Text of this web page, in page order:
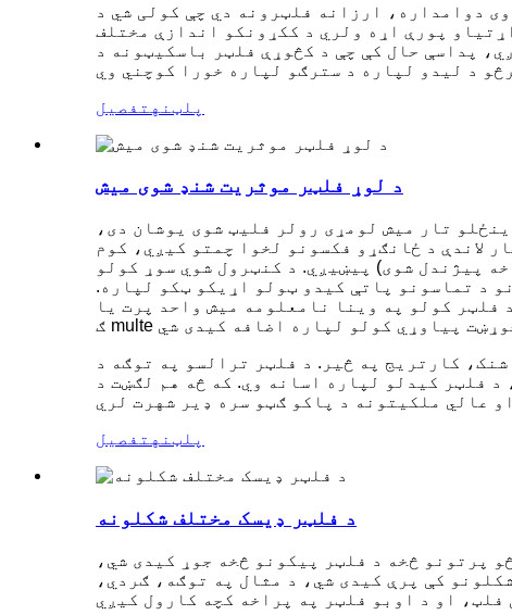
دوامداره، ارزانه فلټرونه دي چې کولی شي د
پورې اړه ولري د ککړونکو اندازې مختلف
پداسې حال کې چې د کڅوړې فلټر باسکیټونه د
پلټنه تفصیل
د لوړ فلټر موثریت شنډ شوی میش
تار میش لومړی رولر فلیټ شوی یوشان دی،
لاندې د ځانګړو فکسونو لخوا چمتو کیږي، کوم
پیژندل شوی) پیښیږي. د کنټرول شوي سوړ کولو
د تماسونو پاتې کیدو ټولو اړیکو ټکو لپاره.
فلټر کولو په وینا نامعلومه میش واحد پرت یا
کارتریج په څیر. د فلټر ترالسو په توګه د
فلټر کیدلو لپاره اسانه وي. که څه هم لګښت د
پلټنه تفصیل
د فلټر ډیسک مختلف شکلونه
پرتونو څخه د فلټر پیکونو څخه جوړ کیدی شي،
کې پرې کیدی شي، د مثال په توګه، ګردي،